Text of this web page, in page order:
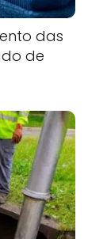
das
de